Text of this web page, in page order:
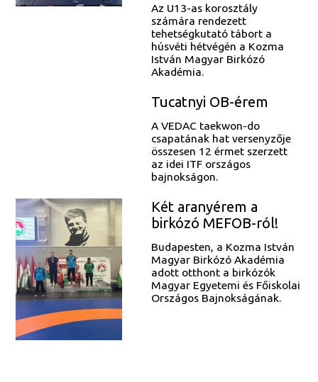
Az U13-as korosztály
számára rendezett
tehetségkutató tábort a
húsvéti hétvégén a Kozma
István Magyar Birkózó
Akadémia.
Tucatnyi OB-érem
A VEDAC taekwon-do
csapatának hat versenyzője
összesen 12 érmet szerzett
az idei ITF országos
bajnokságon.
Két aranyérem a
birkózó MEFOB-ról!
Budapesten, a Kozma István
Magyar Birkózó Akadémia
adott otthont a birkózók
Magyar Egyetemi és Főiskolai
Országos Bajnokságának.